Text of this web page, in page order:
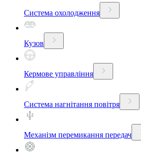
Система охолодження
Кузов
Кермове управління
Система нагнітання повітря
Механізм перемикання передач